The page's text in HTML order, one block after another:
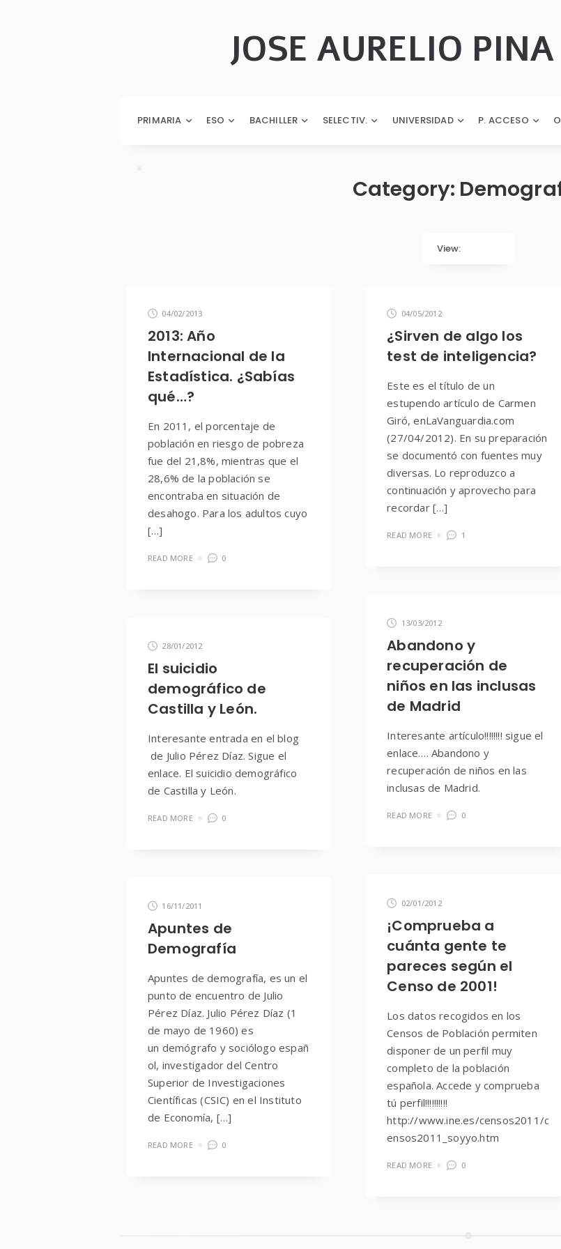
JOSE AURELIO
PINA
PRIMARIA ESO BACHILLER SELECTIV. UNIVERSIDAD P. ACCESO
Category:
View:
04/02/2013
2013: Año
Internacional de la
Estadística. ¿Sabías
qué…?
En 2011, el porcentaje de
población en riesgo de pobreza
fue del 21,8%, mientras que el
28,6% de la población se
encontraba en situación de
desahogo. Para los adultos cuyo
[…]
READ MORE 0
04/05/2012
¿Sirven de algo los
test de inteligencia?
Este es el título de un
estupendo artículo de Carmen
Giró, enLaVanguardia.com
(27/04/2012). En su preparación
se documentó con fuentes muy
diversas. Lo reproduzco a
continuación y aprovecho para
recordar […]
READ MORE 1
13/03/2012
Abandono y
recuperación de
niños en las inclusas
de Madrid
Interesante artículo!!!!!!!! sigue el
enlace…. Abandono y
recuperación de niños en las
inclusas de Madrid.
READ MORE 0
28/01/2012
El suicidio
demográfico de
Castilla y León.
Interesante entrada en el blog
de Julio Pérez Díaz. Sigue el
enlace. El suicidio demográfico
de Castilla y León.
READ MORE 0
02/01/2012
¡Comprueba a
cuánta gente te
pareces según el
Censo de 2001!
Los datos recogidos en los
Censos de Población permiten
disponer de un perfil muy
completo de la población
española. Accede y comprueba
tú perfil!!!!!!!!!!
http://www.ine.es/censos2011/c
ensos2011_soyyo.htm
READ MORE 0
16/11/2011
Apuntes de
Demografía
Apuntes de demografía, es un el
punto de encuentro de Julio
Pérez Díaz. Julio Pérez Díaz (1
de mayo de 1960) es
un demógrafo y sociólogo españ
ol, investigador del Centro
Superior de Investigaciones
Científicas (CSIC) en el Instituto
de Economía, […]
READ MORE 0